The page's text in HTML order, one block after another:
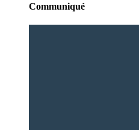
Communiqué